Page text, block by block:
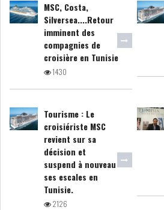
HISTORIQUE ANALYSES HEBDOMADAIRES
SICAV
GRAPHIQUE TUNINDEX
GRAPHIQUE DU TUNINDEX
MSC, Costa,
Silversea....Retour
imminent des
compagnies de
croisière en Tunisie
1430
Tourisme : Le
croisiériste MSC
revient sur sa
décision et
suspend à nouveau
ses escales en
Tunisie.
2126